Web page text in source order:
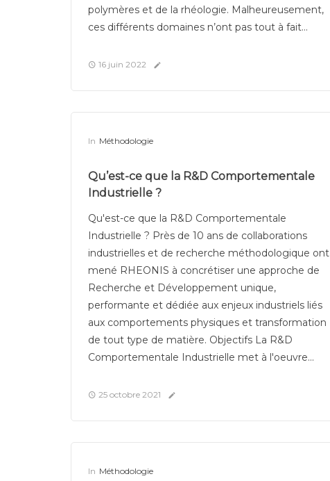
polymères et de la rhéologie. Malheureusement,
ces différents domaines n’ont pas tout à fait...
16 juin 2022
In Méthodologie
Qu’est-ce que la R&D Comportementale
Industrielle ?
Qu'est-ce que la R&D Comportementale
Industrielle ? Près de 10 ans de collaborations
industrielles et de recherche méthodologique ont
mené RHEONIS à concrétiser une approche de
Recherche et Développement unique,
performante et dédiée aux enjeux industriels liés
aux comportements physiques et transformation
de tout type de matière. Objectifs La R&D
Comportementale Industrielle met à l'oeuvre...
25 octobre 2021
In Méthodologie